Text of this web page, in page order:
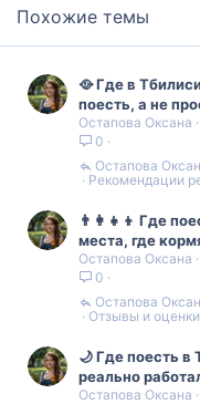
чуть подождать,
особенного
А для быстрого и
заглянуть в
сэндвичи.
Смотреть полный
А у вас есть
что в
Magnoliaочень
Делитесь, может,
кормят как дома?
Похожие темы
🥘 Где в
поесть, а не
Остапова Оксана
0
Рекомендации
Остапова
👨‍👩‍👧‍👦 Где
места, где
Остапова Оксана
0
Отзывы и
Остапова
🌙 Где поесть в
реально
Остапова Оксана